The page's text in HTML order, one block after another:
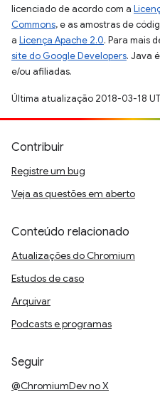
licenciado de acordo com a
Commons, e as amostras de
a Licença Apache 2.0. Para mais
site do Google Developers. Java
e/ou afiliadas.
Última atualização 2018-03-18
Contribuir
Registre um bug
Veja as questões em aberto
Conteúdo relacionado
Atualizações do Chromium
Estudos de caso
Arquivar
Podcasts e programas
Seguir
@ChromiumDev no X